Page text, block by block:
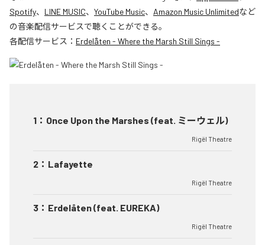
Spotify、 LINE MUSIC、 YouTube Music、 Amazon Music Unlimitedなど
の音楽配信サービスで聴くことができる。
各配信サービス： Erdelåten - Where the Marsh Still Sings -
1 ： Once Upon the Marshes (feat. ミーウェル)
Rigël Theatre
2 ： Lafayette
Rigël Theatre
3 ： Erdelåten (feat. EUREKA)
Rigël Theatre